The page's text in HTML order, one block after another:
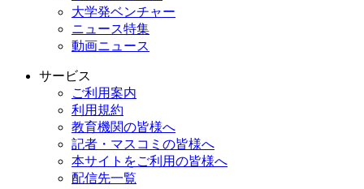
大学発ベンチャー
ニュース特集
動画ニュース
サービス
ご利用案内
利用規約
教育機関の皆様へ
記者・マスコミの皆様へ
本サイトをご利用の皆様へ
配信先一覧